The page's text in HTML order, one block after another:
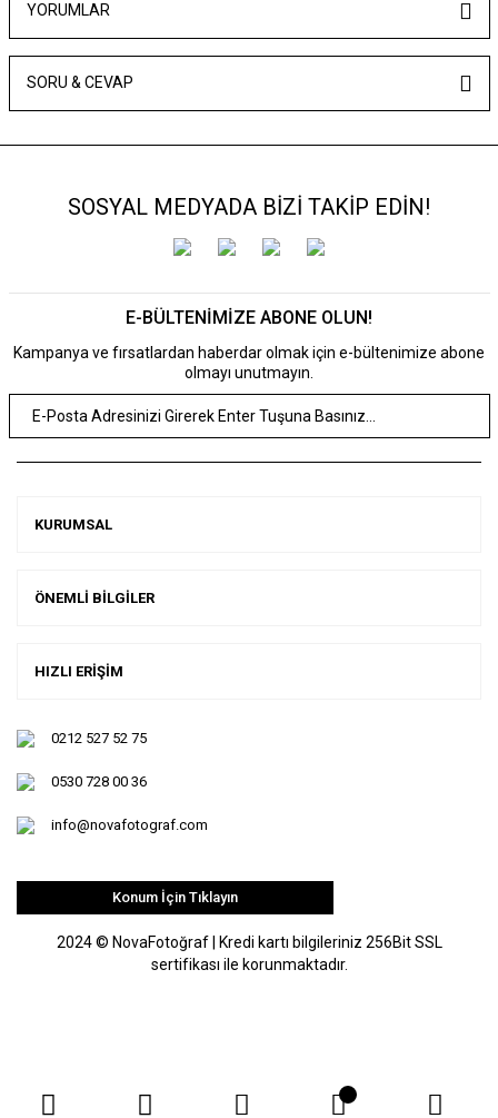
YORUMLAR
SORU & CEVAP
SOSYAL MEDYADA BİZİ TAKİP EDİN!
E-BÜLTENİMİZE ABONE OLUN!
Kampanya ve fırsatlardan haberdar olmak için e-bültenimize abone
olmayı unutmayın.
KURUMSAL
ÖNEMLİ BİLGİLER
HIZLI ERİŞİM
0212 527 52 75
0530 728 00 36
info@novafotograf.com
Konum İçin Tıklayın
2024 © NovaFotoğraf | Kredi kartı bilgileriniz 256Bit SSL
sertifikası ile korunmaktadır.